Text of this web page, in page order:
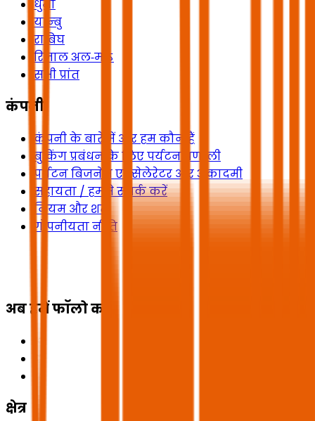
धुर्मा
यान्बु
राबिघ
रिजाल अल‑माऽ
सभी प्रांत
कंपनी
कंपनी के बारे में और हम कौन हैं
बुकिंग प्रबंधन के लिए पर्यटन प्रणाली
पर्यटन बिजनेस एक्सेलेरेटर और अकादमी
सहायता / हमसे संपर्क करें
नियम और शर्तें
गोपनीयता नीति
अब हमें फॉलो करें
क्षेत्र